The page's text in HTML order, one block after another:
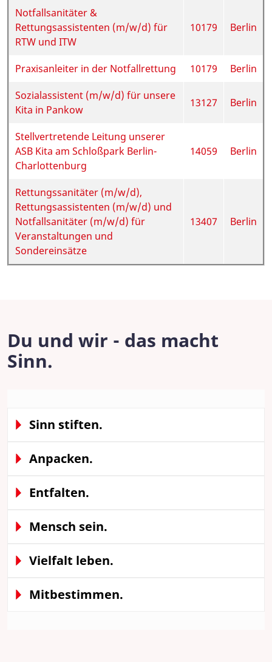
Notfallsanitäter &
Rettungsassistenten (m/w/d) für
RTW und ITW
10179 Berlin
Praxisanleiter in der Notfallrettung 10179
Berlin
Sozialassistent (m/w/d) für unsere
Kita in Pankow
13127 Berlin
Stellvertretende Leitung unserer
ASB Kita am Schloßpark Berlin-
Charlottenburg
14059 Berlin
Rettungssanitäter (m/w/d),
Rettungsassistenten (m/w/d) und
Notfallsanitäter (m/w/d) für
Veranstaltungen und
Sondereinsätze
13407 Berlin
Du und wir - das macht
Sinn.
Sinn stiften.
Anpacken.
Entfalten.
Mensch sein.
Vielfalt leben.
Mitbestimmen.